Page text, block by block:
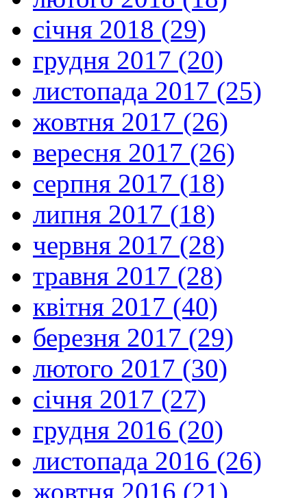
січня 2018 (29)
грудня 2017 (20)
листопада 2017 (25)
жовтня 2017 (26)
вересня 2017 (26)
серпня 2017 (18)
липня 2017 (18)
червня 2017 (28)
травня 2017 (28)
квітня 2017 (40)
березня 2017 (29)
лютого 2017 (30)
січня 2017 (27)
грудня 2016 (20)
листопада 2016 (26)
жовтня 2016 (21)